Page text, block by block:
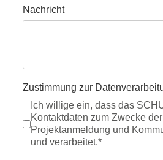
Nachricht
Zustimmung zur
Ich willige ein, dass das
Kontaktdaten zum Zwecke der
Projektanmeldung und
und verarbeitet.*